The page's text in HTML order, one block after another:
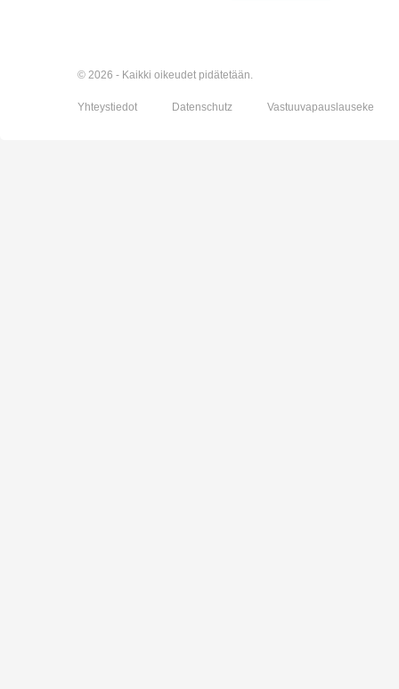
© 2026 - Kaikki oikeudet pidätetään.
Yhteystiedot Datenschutz Vastuuvapauslauseke